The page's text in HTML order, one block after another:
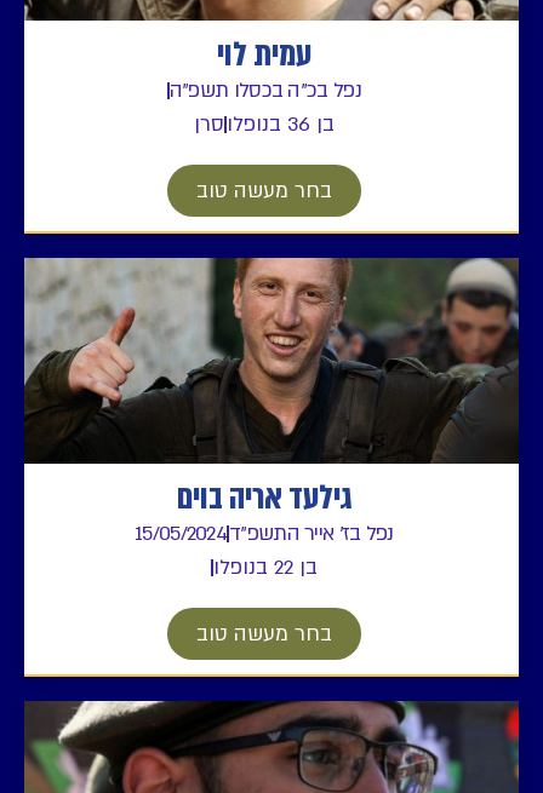
עמית לוי
נפל בכ"ה בכסלו תשפ"ה
בן 36 בנופלו
סרן
בחר מעשה טוב
גילעד אריה בוים
נפל בז' אייר התשפ"ד15/05/2024
בן 22 בנופלו
בחר מעשה טוב